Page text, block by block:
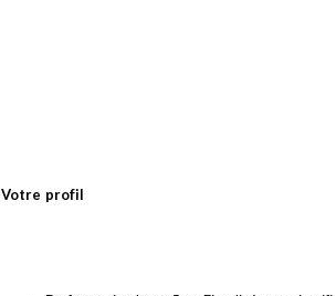
Votre profil